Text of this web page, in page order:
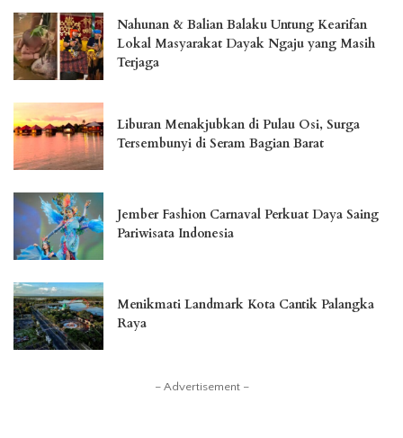
Nahunan & Balian Balaku Untung Kearifan
Lokal Masyarakat Dayak Ngaju yang Masih
Terjaga
Liburan Menakjubkan di Pulau Osi, Surga
Tersembunyi di Seram Bagian Barat
Jember Fashion Carnaval Perkuat Daya Saing
Pariwisata Indonesia
Menikmati Landmark Kota Cantik Palangka
Raya
– Advertisement –